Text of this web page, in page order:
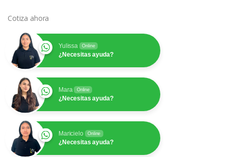
Cotiza ahora
Yulissa Online
¿Necesitas ayuda?
Mara Online
¿Necesitas ayuda?
Maricielo Online
¿Necesitas ayuda?